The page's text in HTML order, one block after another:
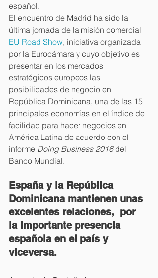
español.
El encuentro de Madrid ha sido la
última jornada de la misión comercial
EU Road Show, iniciativa organizada
por la Eurocámara y cuyo objetivo es
presentar en los mercados
estratégicos europeos las
posibilidades de negocio en
República Dominicana, una de las 15
principales economías en el índice de
facilidad para hacer negocios en
América Latina de acuerdo con el
informe Doing Business 2016 del
Banco Mundial.
España y la República
Dominicana mantienen unas
excelentes relaciones,  por
la importante presencia
española en el país y
viceversa.